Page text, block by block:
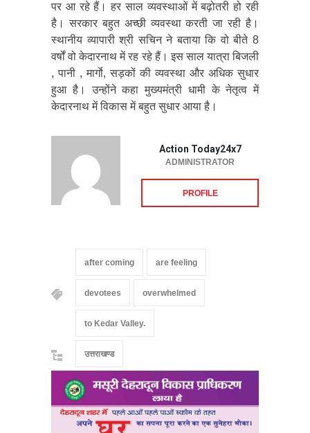
पर आ रहे हैं। हर साल व्यवस्थाओं में बढ़ोतरी हो रही
है। सरकार बहुत अच्छी व्यवस्था करती जा रही है।
स्थानीय व्यापारी श्री सचिन ने बताया कि वो बीते 8
वर्षों वो केदारनाथ में रह रहे हैं। इस साल यात्रा बिजली
, पानी , मार्गाे, सड़कों की व्यवस्था और अधिक सुधार
हुआ है। उन्होंने कहा मुख्यमंत्री धामी के नेतृत्व में
केदारनाथ में विकास में बहुत सुधार आया है।
Action Today24x7
ADMINISTRATOR
PROFILE
after coming are feeling
devotees overwhelmed
to Kedar Valley.
उत्तराखण्ड